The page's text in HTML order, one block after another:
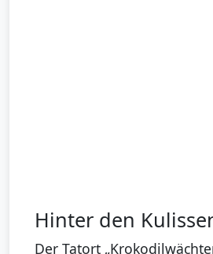
Hinter den
Der Tatort